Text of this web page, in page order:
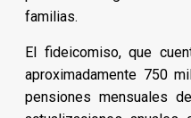
familias.
El fideicomiso, que
aproximadamente 750
pensiones mensuales